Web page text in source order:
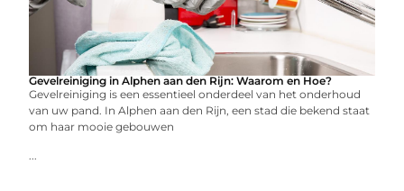
Gevelreiniging in Alphen aan den Rijn: Waarom en Hoe?
Gevelreiniging is een essentieel onderdeel van het onderhoud
van uw pand. In Alphen aan den Rijn, een stad die bekend staat
om haar mooie gebouwen
...